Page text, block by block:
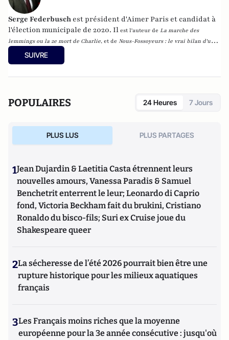
Serge Federbusch est président d'Aimer Paris et candidat à
l'élection municipale de 2020. Il est l'auteur de La marche des
lemmings ou la 2e mort de Charlie, et de Nous-Fossoyeurs : le vrai bilan d'un
fatal quinquennat
SUIVRE
POPULAIRES 24 Heures 7 Jours
PLUS LUS PLUS PARTAGES
1Jean Dujardin & Laetitia Casta étrennent leurs
nouvelles amours, Vanessa Paradis & Samuel
Benchetrit enterrent le leur; Leonardo di Caprio
fond, Victoria Beckham fait du brukini, Cristiano
Ronaldo du bisco-fils; Suri ex Cruise joue du
Shakespeare queer
2La sécheresse de l’été 2026 pourrait bien être une
rupture historique pour les milieux aquatiques
français
3Les Français moins riches que la moyenne
européenne pour la 3e année consécutive : jusqu'où